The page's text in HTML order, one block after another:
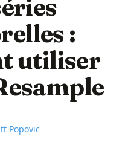
:
utiliser
Popovic